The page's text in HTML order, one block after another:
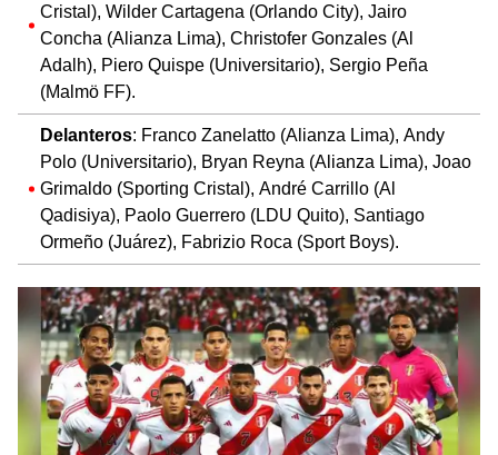
Cristal), Wilder Cartagena (Orlando City), Jairo
Concha (Alianza Lima), Christofer Gonzales (Al
Adalh), Piero Quispe (Universitario), Sergio Peña
(Malmö FF).
Delanteros: Franco Zanelatto (Alianza Lima), Andy
Polo (Universitario), Bryan Reyna (Alianza Lima), Joao
Grimaldo (Sporting Cristal), André Carrillo (Al
Qadisiya), Paolo Guerrero (LDU Quito), Santiago
Ormeño (Juárez), Fabrizio Roca (Sport Boys).